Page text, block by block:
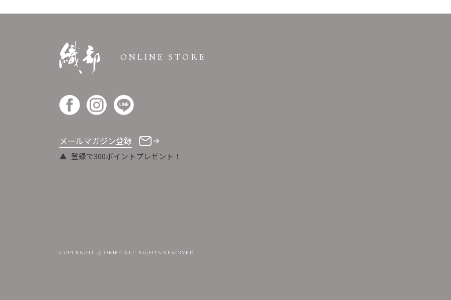
ONLINE STORE
メールマガジン登録
登録で300ポイントプレゼント！
COPYRIGHT © ORIBE ALL RIGHTS RESERVED.